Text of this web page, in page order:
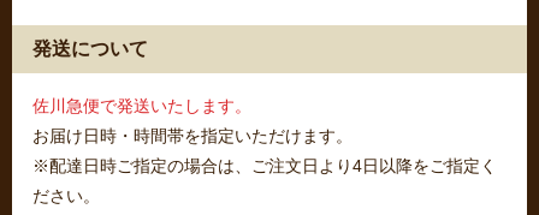
発送について
佐川急便で発送いたします。
お届け日時・時間帯を指定いただけます。
※配達日時ご指定の場合は、ご注文日より4日以降をご指定く
ださい。